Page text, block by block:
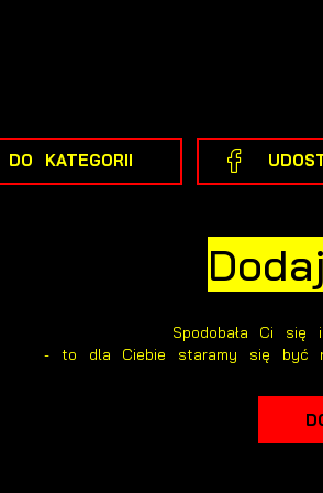
DO KATEGORII
Spodobała Ci się
- to dla Ciebie staramy się być